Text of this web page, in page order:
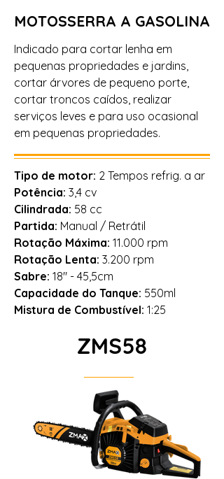
MOTOSSERRA A GASOLINA
Indicado para cortar lenha em
pequenas propriedades e jardins,
cortar árvores de pequeno porte,
cortar troncos caídos, realizar
serviços leves e para uso ocasional
em pequenas propriedades.
Tipo de motor: 2 Tempos refrig. a ar
Potência: 3,4 cv
Cilindrada: 58 cc
Partida: Manual / Retrátil
Rotação Máxima: 11.000 rpm
Rotação Lenta: 3.200 rpm
Sabre: 18" - 45,5cm
Capacidade do Tanque: 550ml
Mistura de Combustível: 1:25
ZMS58